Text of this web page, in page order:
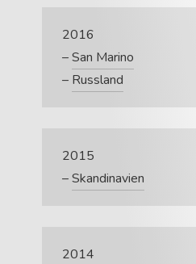
2016
–San Marino
– Russland
2015
–Skandinavien
2014